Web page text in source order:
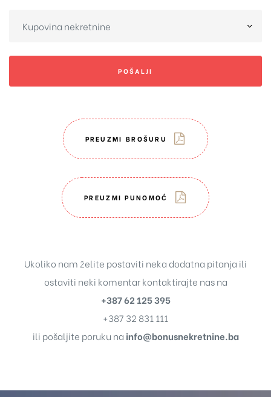
POŠALJI
PREUZMI BROŠURU
PREUZMI PUNOMOĆ
Ukoliko nam želite postaviti neka dodatna pitanja ili
ostaviti neki komentar kontaktirajte nas na
+387 62 125 395
+387 32 831 111
ili pošaljite poruku na info@bonusnekretnine.ba